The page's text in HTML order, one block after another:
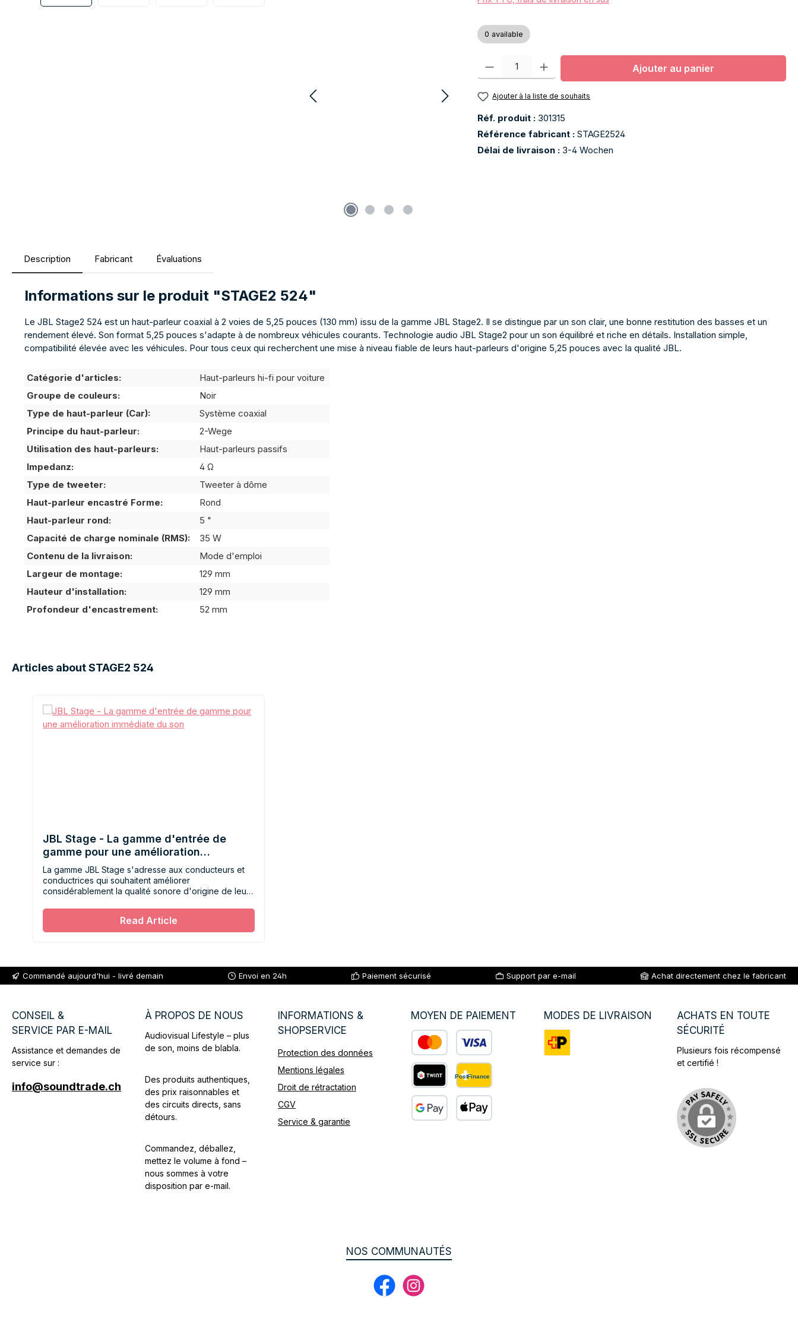
0 available
Quantité de produit : Entrez la quantité souhaitée ou utilisez les boutons pour
Ajouter au panier
Ajouter à la liste de souhaits
Réf. produit : 301315
Référence fabricant : STAGE2524
Délai de livraison : 3-4 Wochen
Description Fabricant Évaluations
Informations sur le produit "STAGE2 524"
Le JBL Stage2 524 est un haut-parleur coaxial à 2 voies de 5,25 pouces (130 mm) issu de la gamme JBL Stage2. Il se distingue par un son clair, une bonne restitution des basses et un
rendement élevé. Son format 5,25 pouces s'adapte à de nombreux véhicules courants. Technologie audio JBL Stage2 pour un son équilibré et riche en détails. Installation simple,
compatibilité élevée avec les véhicules. Pour tous ceux qui recherchent une mise à niveau fiable de leurs haut-parleurs d'origine 5,25 pouces avec la qualité JBL.
Catégorie d'articles:
Haut-parleurs hi-fi pour voiture
Groupe de couleurs:
Noir
Type de haut-parleur (Car):
Système coaxial
Principe du haut-parleur:
2-Wege
Utilisation des haut-parleurs:
Haut-parleurs passifs
Impedanz:
4 Ω
Type de tweeter:
Tweeter à dôme
Haut-parleur encastré Forme:
Rond
Haut-parleur rond:
5 "
Capacité de charge nominale (RMS):
35 W
Contenu de la livraison:
Mode d'emploi
Largeur de montage:
129 mm
Hauteur d'installation:
129 mm
Profondeur d'encastrement:
52 mm
Articles about STAGE2 524
JBL Stage - La gamme d'entrée de
gamme pour une amélioration
immédiate du son
La gamme JBL Stage s'adresse aux conducteurs et
conductrices qui souhaitent améliorer
considérablement la qualité sonore d'origine de leur
importante.
Read Article
Commandé aujourd'hui - livré demain Envoi en 24h Paiement sécurisé Support par e-mail Achat directement chez le fabricant
CONSEIL &
SERVICE PAR E-MAIL
Assistance et demandes de
service sur :
info@soundtrade.ch
À PROPOS DE NOUS
Audiovisual Lifestyle – plus
de son, moins de blabla.
Des produits authentiques,
des prix raisonnables et
des circuits directs, sans
détours.
Commandez, déballez,
mettez le volume à fond –
nous sommes à votre
disposition par e-mail.
INFORMATIONS &
SHOPSERVICE
Protection des données
Mentions légales
Droit de rétractation
CGV
Service & garantie
MOYEN DE PAIEMENT
Custom image 1
Custom image 2
MODES DE LIVRAISON
ACHATS EN TOUTE
SÉCURITÉ
Plusieurs fois récompensé
et certifié !
NOS COMMUNAUTÉS
FacebookInstagram